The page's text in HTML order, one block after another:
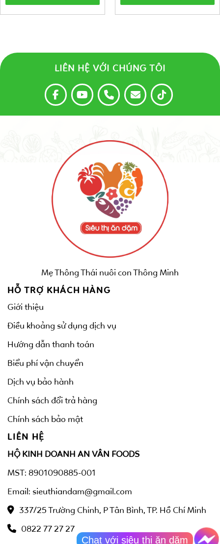
LIÊN HỆ VỚI CHÚNG TÔI
Mẹ Thông Thái nuôi con Thông Minh
HỖ TRỢ KHÁCH HÀNG
Giới thiệu
Điều khoảng sử dụng dịch vụ
Hướng dẫn thanh toán
Biểu phí vận chuyển
Dịch vụ bảo hành
Chính sách đổi trả hàng
Chính sách bảo mật
LIÊN HỆ
HỘ KINH DOANH AN VÂN FOODS
MST: 8901090885-001
Email: sieuthiandam@gmail.com
337/25 Trường Chinh, P Tân Bình, TP. Hồ Chí Minh
0822 77 27 27
Chat với siêu thị ăn dặm